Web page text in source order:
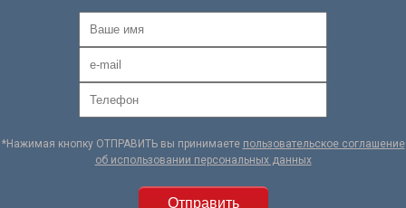
*Нажимая кнопку ОТПРАВИТЬ вы принимаете пользовательское соглашение
об использовании персональных данных